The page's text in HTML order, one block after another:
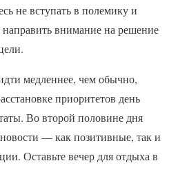
не вступать в полемику и
внимание на решение
медленнее, чем обычно,
приоритетов день
Во второй половине дня
— как позитивные, так и
Оставьте вечер для отдыха в